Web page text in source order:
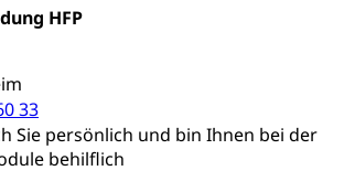
HFP
33
Sie persönlich und bin Ihnen bei der
behilflich
Grundsteuer, Kirchensteuer,
Vergnügungssteuer,
Verkehrssteuer,
Schenkungssteuer, Gewinn- und
Steuern (Dienststelle)